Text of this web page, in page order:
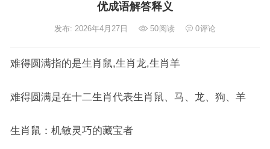
优成语解答释义
发布: 2026年4月27日 50阅读 0评论
难得圆满指的是生肖鼠,生肖龙,生肖羊
难得圆满是在十二生肖代表生肖鼠、马、龙、狗、羊
生肖鼠：机敏灵巧的藏宝者